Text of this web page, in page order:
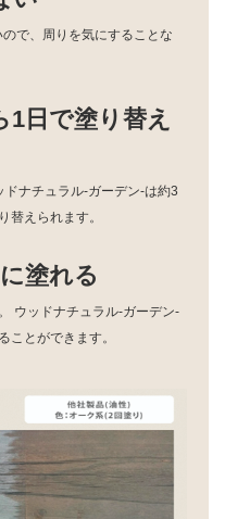
で、周りを気にすることな
日で塗り替え
ナチュラル-ガーデン-は約3
替えられます。
塗れる
ウッドナチュラル-ガーデン-
ことができます。